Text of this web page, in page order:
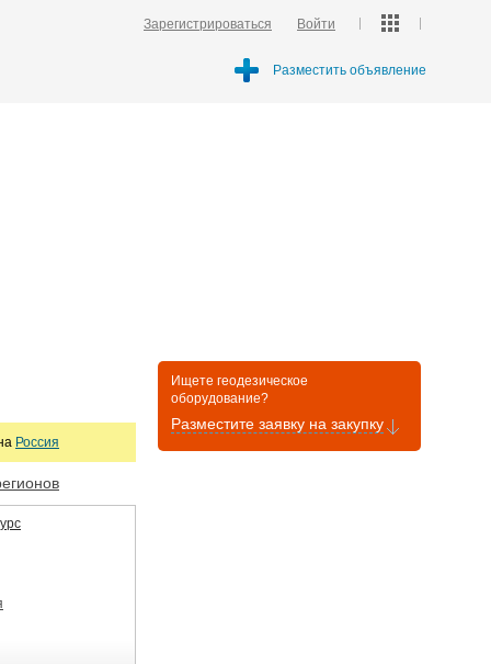
Зарегистрироваться Войти
Разместить объявление
Россия
Ищете геодезическое
оборудование?
Разместите заявку на закупку